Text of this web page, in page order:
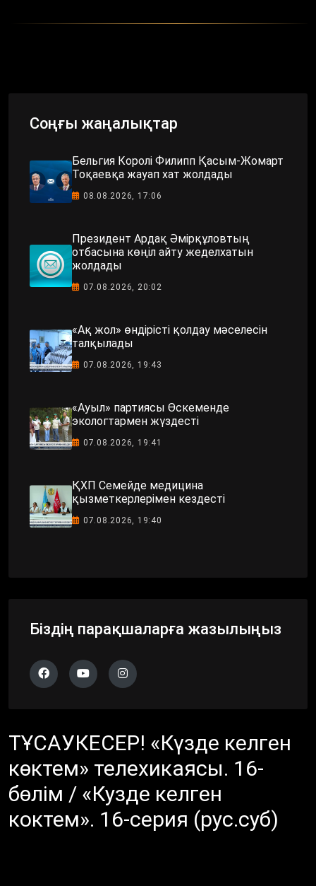
Соңғы жаңалықтар
Бельгия Королі Филипп Қасым-Жомарт
Тоқаевқа жауап хат жолдады
08.08.2026, 17:06
Президент Ардақ Әмірқұловтың
отбасына көңіл айту жеделхатын
жолдады
07.08.2026, 20:02
«Ақ жол» өндірісті қолдау мәселесін
талқылады
07.08.2026, 19:43
«Ауыл» партиясы Өскеменде
экологтармен жүздесті
07.08.2026, 19:41
ҚХП Семейде медицина
қызметкерлерімен кездесті
07.08.2026, 19:40
Біздің парақшаларға жазылыңыз
ТҰСАУКЕСЕР! «Күзде келген
көктем» телехикаясы. 16-
бөлім / «Кузде келген
коктем». 16-серия (рус.суб)